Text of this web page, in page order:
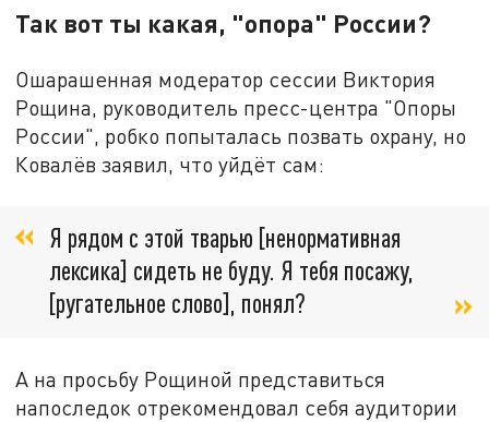
Так вот ты какая, "опора" России?
Ошарашенная модератор сессии Виктория
Рощина, руководитель пресс-центра "Опоры
России", робко попыталась позвать охрану, но
Ковалёв заявил, что уйдёт сам:
Я рядом с этой тварью [ненормативная
лексика] сидеть не буду. Я тебя посажу,
[ругательное слово], понял?
А на просьбу Рощиной представиться
напоследок отрекомендовал себя аудитории